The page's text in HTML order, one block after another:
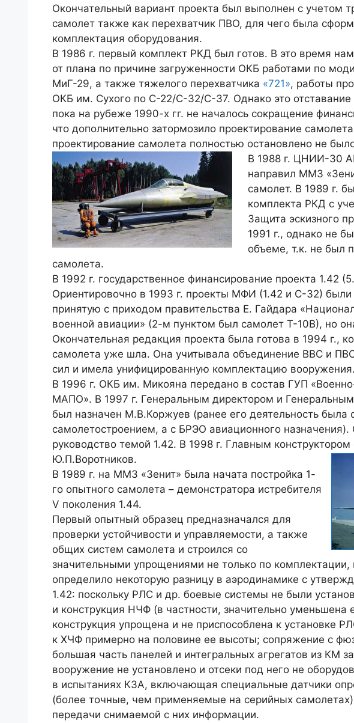
Окончательный вариант проекта был выполнен с учетом
самолет также как перехватчик ПВО, для чего была
комплектация оборудования.
В 1986 г. первый комплект РКД был готов. В это время
от плана по причине загруженности ОКБ работами по
МиГ-29, а также тяжелого перехватчика «721», работы
ОКБ им. Сухого по С-22/С-32/С-37. Однако это
пока на рубеже 1990-х гг. не началось сокращение
что дополнительно затормозило проектирование
проектирование самолета полностью остановлено не
В 1988 г. ЦНИИ-30
направил ММЗ
самолет. В 1989 г.
комплекта РКД с
Защита эскизного
1991 г., однако не
объеме, т.к. не был
самолета.
В 1992 г. государственное финансирование проекта 1.42
Ориентировочно в 1993 г. проекты МФИ (1.42 и С-32)
принятую с приходом правительства Е. Гайдара
военной авиации» (2-м пунктом был самолет Т-10В), но
Окончательная редакция проекта была готова в 1994 г.,
самолета уже шла. Она учитывала объединение ВВС и
сил и имела унифицированную комплектацию вооружения.
В 1996 г. ОКБ им. Микояна передано в состав ГУП
МАПО». В 1997 г. Генеральным директором и
был назначен М.В.Коржуев (ранее его деятельность была
самолетостроением, а с БРЭО авиационного
руководство темой 1.42. В 1998 г. Главным
Ю.П.Воротников.
В 1989 г. на ММЗ «Зенит» была начата постройка 1-
го опытного самолета – демонстратора истребителя
V поколения 1.44.
Первый опытный образец предназначался для
проверки устойчивости и управляемости, а также
общих систем самолета и строился со
значительными упрощениями не только по комплектации,
определило некоторую разницу в аэродинамике с
1.42: поскольку РЛС и др. боевые системы не были
и конструкция НЧФ (в частности, значительно уменьшена
конструкция упрощена и не приспособлена к установке
к ХЧФ примерно на половине ее высоты; сопряжение с
большая часть панелей и интегральных агрегатов из КМ
вооружение не установлено и отсеки под него не
в испытаниях КЗА, включающая специальные датчики
(более точные, чем применяемые на серийных
передачи снимаемой с них информации.